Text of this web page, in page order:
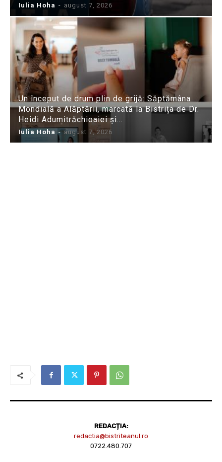
Iulia Hoha - august 7, 2026
Un început de drum plin de grijă: Săptămâna
Mondială a Alăptării, marcată la Bistrița de Dr.
Heidi Adumitrăchioaiei și...
Iulia Hoha - august 7, 2026
REDACȚIA:
redactia@bistriteanul.ro
0722.480.707